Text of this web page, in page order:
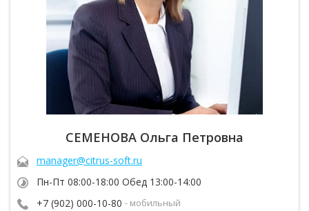
СЕМЕНОВА Ольга Петровна
manager@citrus-soft.ru
Пн-Пт 08:00-18:00 Обед 13:00-14:00
+7 (902) 000-10-80 - мобильный